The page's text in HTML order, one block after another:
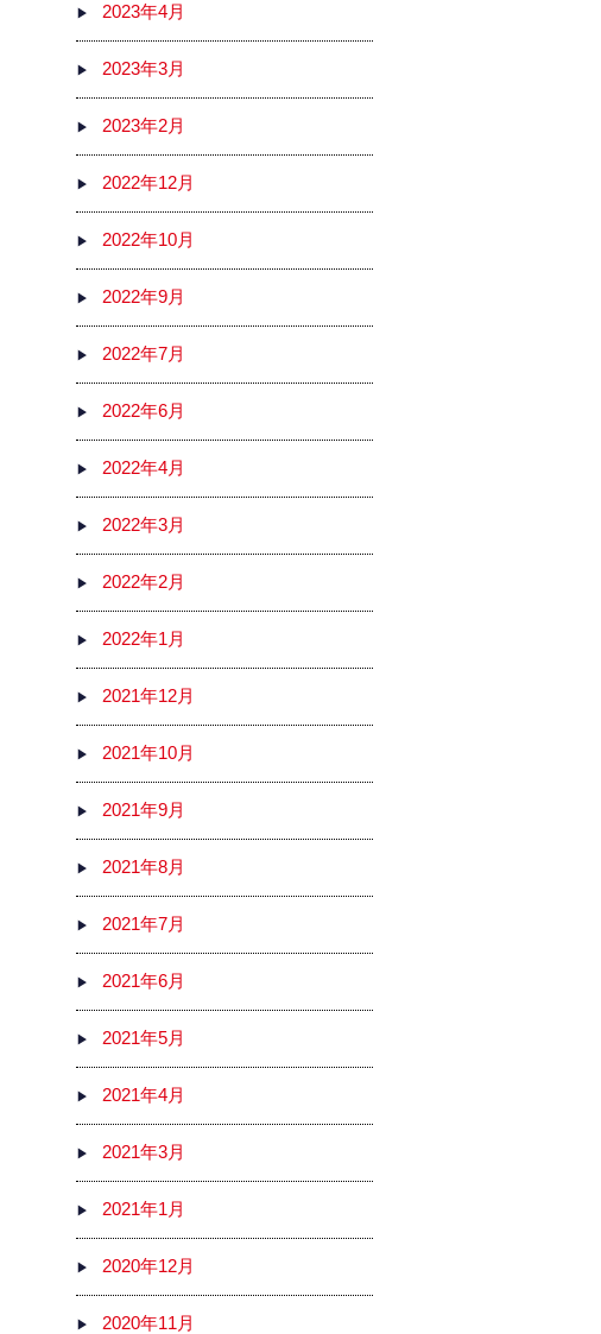
2023年4月
2023年3月
2023年2月
2022年12月
2022年10月
2022年9月
2022年7月
2022年6月
2022年4月
2022年3月
2022年2月
2022年1月
2021年12月
2021年10月
2021年9月
2021年8月
2021年7月
2021年6月
2021年5月
2021年4月
2021年3月
2021年1月
2020年12月
2020年11月